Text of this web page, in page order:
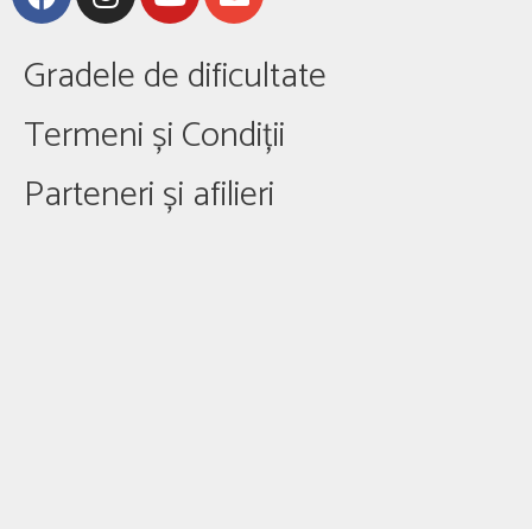
Gradele de dificultate
Termeni și Condiții
Parteneri și afilieri